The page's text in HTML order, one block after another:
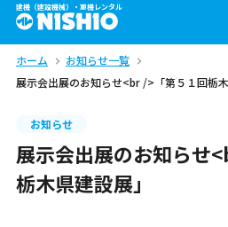
建機（建設機械）・重機レンタル
商品一覧
問合せ依頼リスト
北海道 東北
中部
ホーム
お知らせ一覧
展示会出展のお知らせ<br />「第５１回栃木
お知らせ
展示会出展のお知らせ
栃木県建設展」